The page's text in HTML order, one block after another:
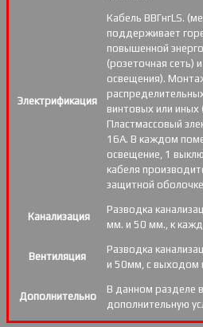
Электрификация
Кабель ВВГнгLS.
поддерживает
повышенной
(розеточная сеть)
освещения).
винтовых или иных
Пластмассовый
16А. В каждом
освещение, 1
кабеля
защитной
Канализация
Разводка
мм. и 50 мм., к
Вентиляция
Разводка
и 50мм, с выходом
Дополнительно
В данном разделе
дополнительную